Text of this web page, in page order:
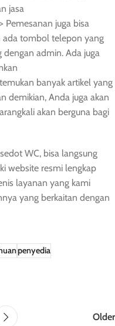
jasa
Pemesanan juga bisa
ada tombol telepon yang
admin. Ada juga
banyak artikel yang
demikian, Anda juga akan
akan berguna bagi
WC, bisa langsung
website resmi lengkap
layanan yang kami
yang berkaitan dengan
penyedia
Older